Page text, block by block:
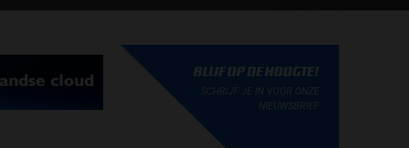
BLIJF OP DE HOOGTE!
SCHRIJF JE IN VOOR ONZE
NIEUWSBRIEF